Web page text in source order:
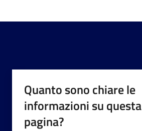
Quanto sono chiare le
informazioni su questa
pagina?